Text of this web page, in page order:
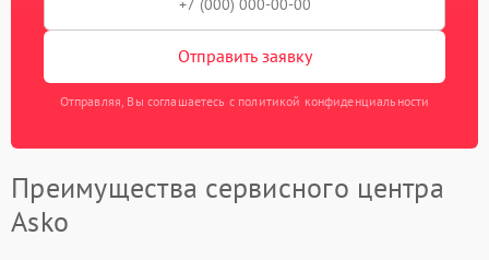
Отправить заявку
Отправляя, Вы соглашаетесь с политикой конфиденциальности
Преимущества сервисного центра
Asko